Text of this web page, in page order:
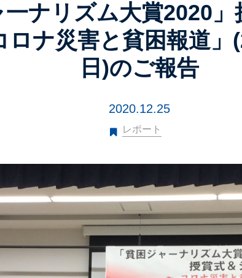
一ナリズム大賞2020
ロナ災害と貧困報道」
日)のご報告
2020.12.25
レポート